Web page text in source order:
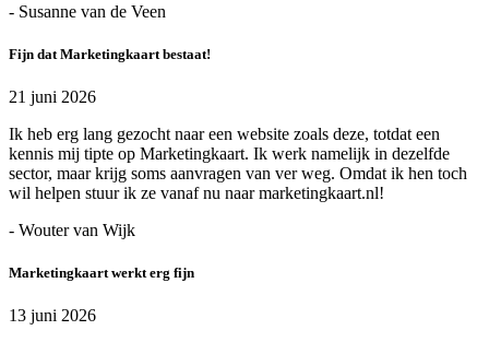
- Susanne van de Veen
Fijn dat Marketingkaart bestaat!
21 juni 2026
Ik heb erg lang gezocht naar een website zoals deze, totdat een
kennis mij tipte op Marketingkaart. Ik werk namelijk in dezelfde
sector, maar krijg soms aanvragen van ver weg. Omdat ik hen toch
wil helpen stuur ik ze vanaf nu naar marketingkaart.nl!
- Wouter van Wijk
Marketingkaart werkt erg fijn
13 juni 2026